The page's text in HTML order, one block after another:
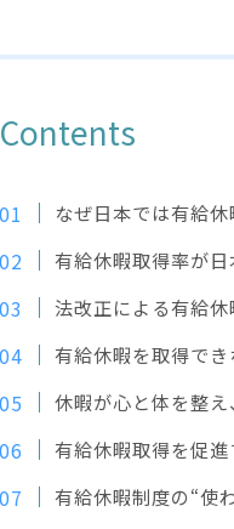
Contents
なぜ日本では有給
有給休暇取得率が
法改正による有給
有給休暇を取得で
休暇が心と体を整
有給休暇取得を促
有給休暇制度の“使